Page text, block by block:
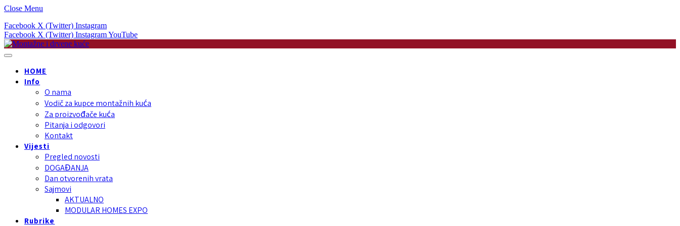
Close Menu
Facebook X (Twitter) Instagram
Facebook X (Twitter) InstagramYouTube
HOME
Info
O nama
Vodič za kupce montažnih kuća
Za proizvođače kuća
Pitanja i odgovori
Kontakt
Vijesti
Pregled novosti
DOGAĐANJA
Dan otvorenih vrata
Sajmovi
AKTUALNO
MODULAR HOMES EXPO
Rubrike